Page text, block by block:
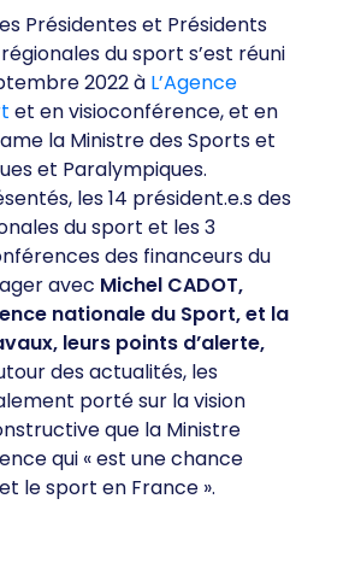
Présidentes et Présidents
du sport s’est réuni
2022 à L’Agence
et en visioconférence, et en
la Ministre des Sports et
et Paralympiques.
les 14 président.e.s des
du sport et les 3
des financeurs du
avec Michel CADOT,
nationale du Sport, et la
leurs points d’alerte,
des actualités, les
porté sur la vision
que la Ministre
qui « est une chance
le sport en France ».